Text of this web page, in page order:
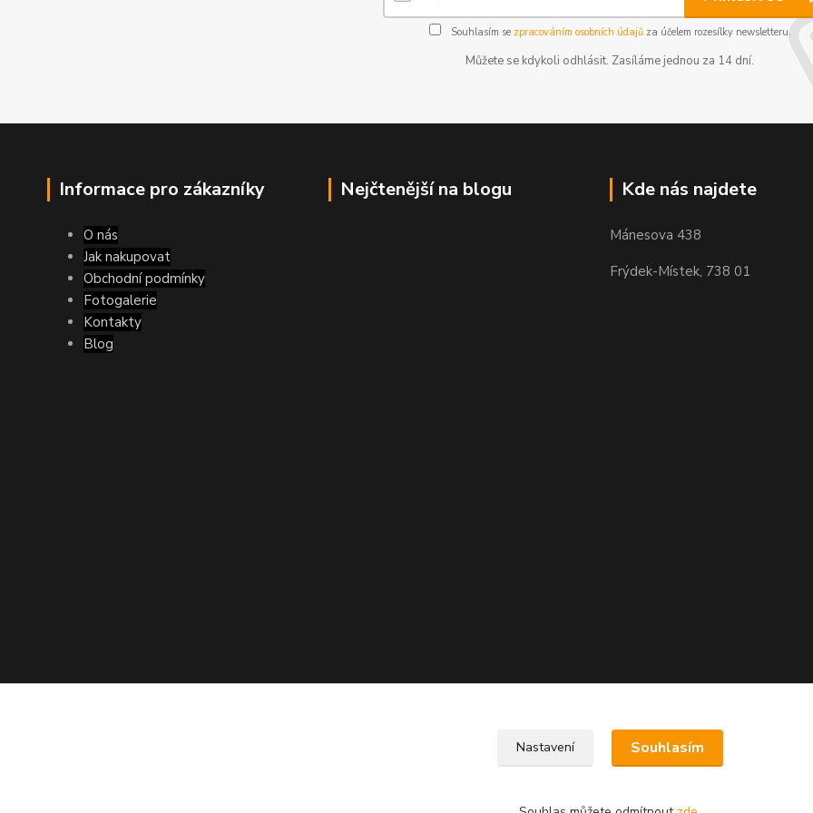
Souhlasím se zpracováním osobních údajůza účelem rozesílky newsletteru.
Můžete se kdykoli odhlásit. Zasíláme jednou za 14 dní.
Informace pro zákazníky
O nás
Jak nakupovat
Obchodní podmínky
Fotogalerie
Kontakty
Blog
Nejčtenější na blogu Kde nás najdete
Mánesova 438
Frýdek-Místek, 738 01
Nastavení Souhlasím